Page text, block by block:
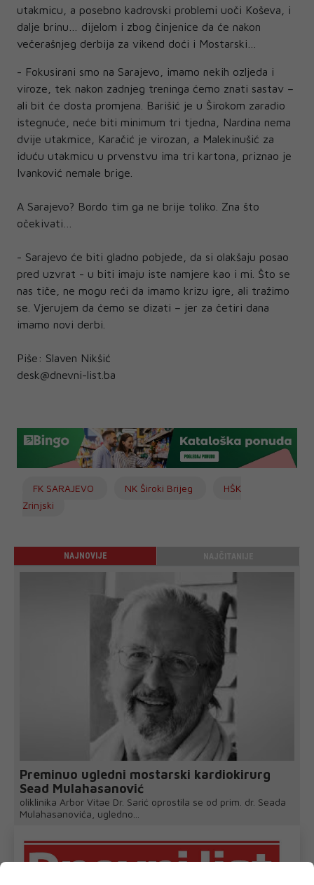
utakmicu, a posebno kadrovski problemi uoči Koševa, i
dalje brinu… dijelom i zbog činjenice da će nakon
večerašnjeg derbija za vikend doći i Mostarski…
- Fokusirani smo na Sarajevo, imamo nekih ozljeda i
viroze, tek nakon zadnjeg treninga ćemo znati sastav –
ali bit će dosta promjena. Barišić je u Širokom zaradio
istegnuće, neće biti minimum tri tjedna, Nardina nema
dvije utakmice, Karačić je virozan, a Malekinušić za
iduću utakmicu u prvenstvu ima tri kartona, priznao je
Ivanković nemale brige.
A Sarajevo? Bordo tim ga ne brije toliko. Zna što
očekivati…
- Sarajevo će biti gladno pobjede, da si olakšaju posao
pred uzvrat - u biti imaju iste namjere kao i mi. Što se
nas tiče, ne mogu reći da imamo krizu igre, ali tražimo
se. Vjerujem da ćemo se dizati – jer za četiri dana
imamo novi derbi.
Piše: Slaven Nikšić
desk@dnevni-list.ba
FK SARAJEVO NK Široki Brijeg
HŠK
Zrinjski
NAJNOVIJE
Preminuo ugledni mostarski kardiokirurg
Sead Mulahasanović
oliklinika Arbor Vitae Dr. Sarić oprostila se od prim. dr. Seada
Mulahasanovića, ugledno...